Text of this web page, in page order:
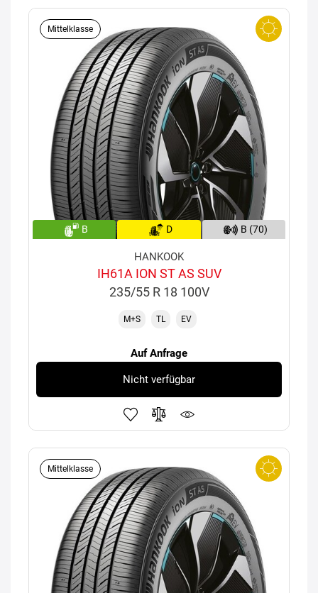
Mittelklasse
B D B (70)
HANKOOK
IH61A ION ST AS SUV
235/55 R 18 100V
M+S TL EV
Auf Anfrage
Nicht verfügbar
Mittelklasse